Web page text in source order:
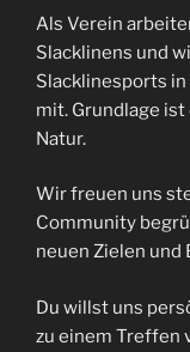
Als Verein
Slacklinens und
Slacklinesports
mit. Grundlage
Natur.
Wir freuen uns
Community
neuen Zielen und
Du willst uns
zu einem Treffen